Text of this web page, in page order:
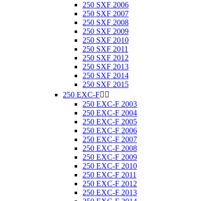
250 SXF 2006
250 SXF 2007
250 SXF 2008
250 SXF 2009
250 SXF 2010
250 SXF 2011
250 SXF 2012
250 SXF 2013
250 SXF 2014
250 SXF 2015
250 EXC-F 
250 EXC-F 2003
250 EXC-F 2004
250 EXC-F 2005
250 EXC-F 2006
250 EXC-F 2007
250 EXC-F 2008
250 EXC-F 2009
250 EXC-F 2010
250 EXC-F 2011
250 EXC-F 2012
250 EXC-F 2013